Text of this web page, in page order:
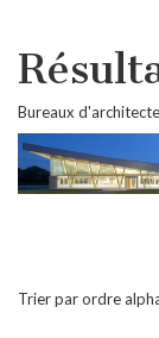
Bureaux d'architecte
Trier par ordre